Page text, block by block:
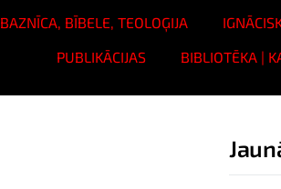
BAZNĪCA, BĪBELE, TEOLOĢIJA
PUBLIKĀCIJAS
BIBLIOTĒKA |